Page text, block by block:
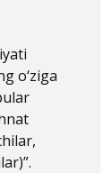
o‘ziga